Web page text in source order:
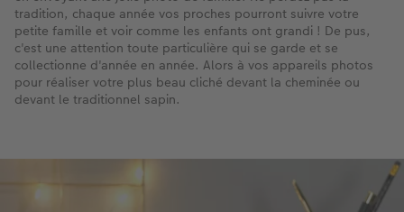
tradition, chaque année vos proches pourront suivre votre
petite famille et voir comme les enfants ont grandi ! De pus,
c'est une attention toute particulière qui se garde et se
collectionne d'année en année. Alors à vos appareils photos
pour réaliser votre plus beau cliché devant la cheminée ou
devant le traditionnel sapin.